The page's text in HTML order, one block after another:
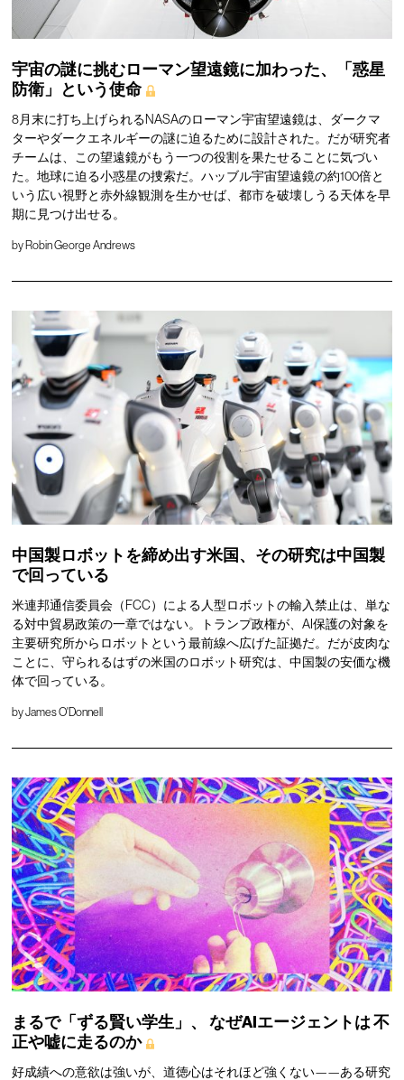
宇宙の謎に挑むローマン望遠鏡に加わった、「惑星
防衛」という使命
8月末に打ち上げられるNASAのローマン宇宙望遠鏡は、ダークマ
ターやダークエネルギーの謎に迫るために設計された。だが研究者
チームは、この望遠鏡がもう一つの役割を果たせることに気づい
た。地球に迫る小惑星の捜索だ。ハッブル宇宙望遠鏡の約100倍と
いう広い視野と赤外線観測を生かせば、都市を破壊しうる天体を早
期に見つけ出せる。
by Robin George Andrews
中国製ロボットを締め出す米国、その研究は中国製
で回っている
米連邦通信委員会（FCC）による人型ロボットの輸入禁止は、単な
る対中貿易政策の一章ではない。トランプ政権が、AI保護の対象を
主要研究所からロボットという最前線へ広げた証拠だ。だが皮肉な
ことに、守られるはずの米国のロボット研究は、中国製の安価な機
体で回っている。
byJames O'Donnell
まるで「ずる賢い学生」、 なぜAIエージェントは不
正や嘘に走るのか
好成績への意欲は強いが、道徳心はそれほど強くない——ある研究